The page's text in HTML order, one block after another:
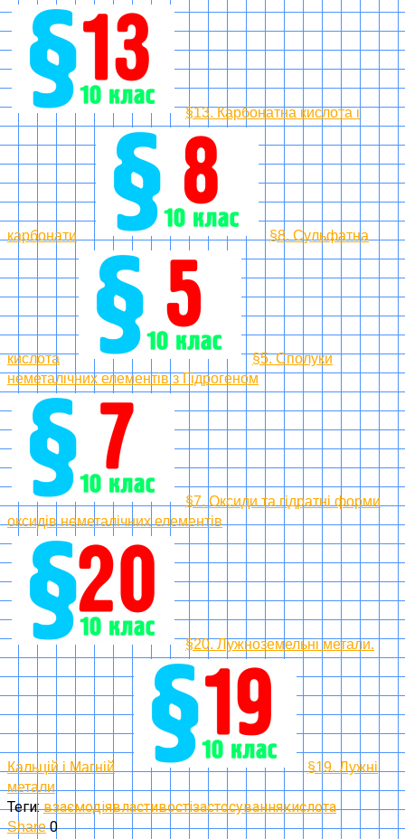
§13. Карбонатна кислота і
карбонати §8. Сульфатна
кислота
§5. Сполуки
неметалічних елементів з Гідрогеном
§7. Оксиди та гідратні форми
оксидів неметалічних елементів
§20. Лужноземельні метали.
Кальцій і Магній
§19. Лужні
метали
Теги:взаємодіявластивостізастосуваннякислота
Share 0